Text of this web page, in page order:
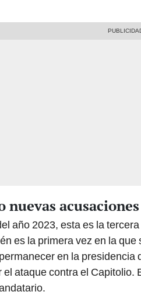
nuevas
año 2023, esta es la
es la primera vez en la
en la presidencia
el ataque contra el Capitolio.